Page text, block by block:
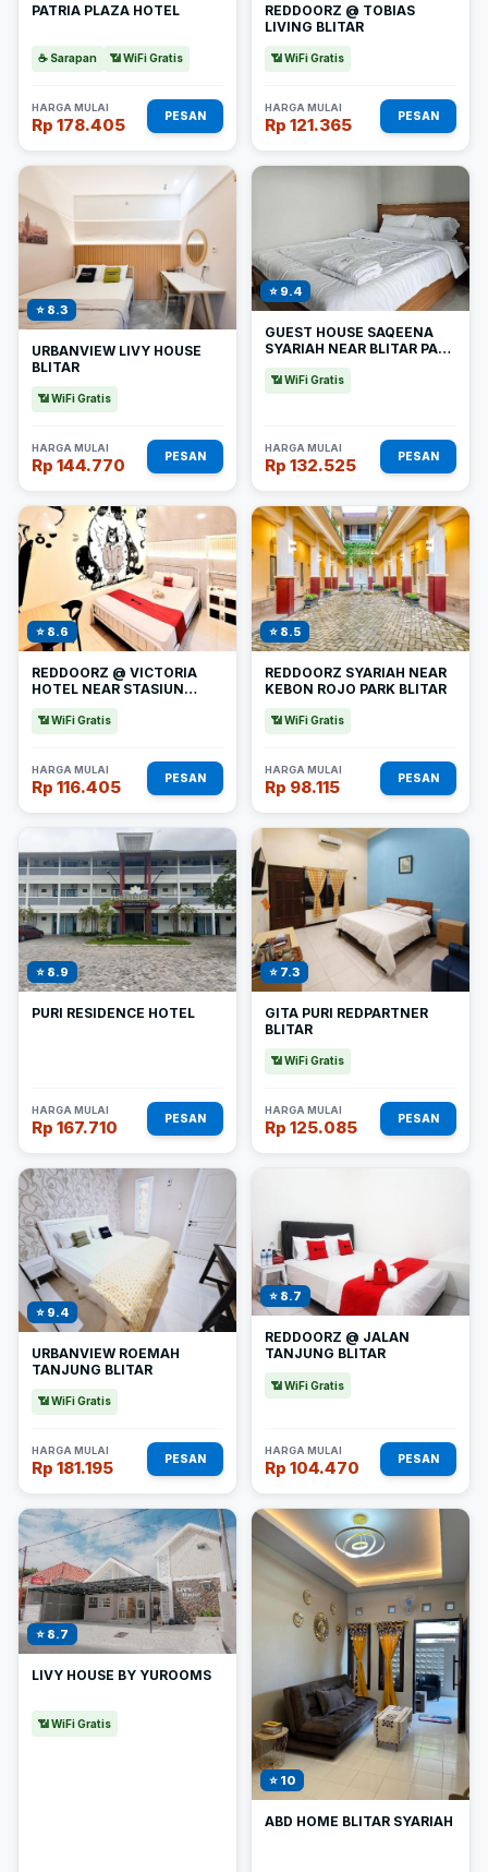
PATRIA PLAZA HOTEL
☕ Sarapan 📶 WiFi Gratis
HARGA MULAI
Rp 178.405 PESAN
REDDOORZ @ TOBIAS
LIVING BLITAR
📶 WiFi Gratis
HARGA MULAI
Rp 121.365 PESAN
⭐ 8.3
URBANVIEW LIVY HOUSE
BLITAR
📶 WiFi Gratis
HARGA MULAI
Rp 144.770 PESAN
⭐ 9.4
GUEST HOUSE SAQEENA
SYARIAH NEAR BLITAR PARK
📶 WiFi Gratis
HARGA MULAI
Rp 132.525 PESAN
⭐ 8.6
REDDOORZ @ VICTORIA
HOTEL NEAR STASIUN
📶 WiFi Gratis
HARGA MULAI
Rp 116.405 PESAN
⭐ 8.5
REDDOORZ SYARIAH NEAR
KEBON ROJO PARK BLITAR
📶 WiFi Gratis
HARGA MULAI
Rp 98.115 PESAN
⭐ 8.9
PURI RESIDENCE HOTEL
HARGA MULAI
Rp 167.710 PESAN
⭐ 7.3
GITA PURI REDPARTNER
BLITAR
📶 WiFi Gratis
HARGA MULAI
Rp 125.085 PESAN
⭐ 9.4
URBANVIEW ROEMAH
TANJUNG BLITAR
📶 WiFi Gratis
HARGA MULAI
Rp 181.195 PESAN
⭐ 8.7
REDDOORZ @ JALAN
TANJUNG BLITAR
📶 WiFi Gratis
HARGA MULAI
Rp 104.470 PESAN
⭐ 8.7
LIVY HOUSE BY YUROOMS
📶 WiFi Gratis
⭐ 10
ABD HOME BLITAR SYARIAH